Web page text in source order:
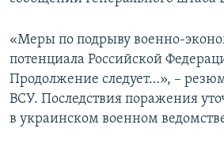
«Меры по подрыву военно-
потенциала Российской
Продолжение следует…», –
ВСУ. Последствия поражения
в украинском военном